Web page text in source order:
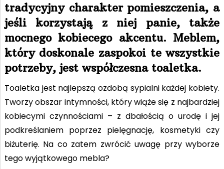
tradycyjny charakter pomieszczenia, a
jeśli korzystają z niej panie, także
mocnego kobiecego akcentu. Meblem,
który doskonale zaspokoi te wszystkie
potrzeby, jest współczesna toaletka.
Toaletka jest najlepszą ozdobą sypialni każdej kobiety.
Tworzy obszar intymności, który wiąże się z najbardziej
kobiecymi czynnościami – z dbałością o urodę i jej
podkreślaniem poprzez pielęgnację, kosmetyki czy
biżuterię. Na co zatem zwrócić uwagę przy wyborze
tego wyjątkowego mebla?